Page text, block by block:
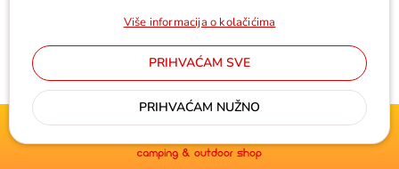
Cijene u eurima, pdv uključen
Više informacija o kolačićima
PRIHVAĆAM SVE
PRIHVAĆAM NUŽNO